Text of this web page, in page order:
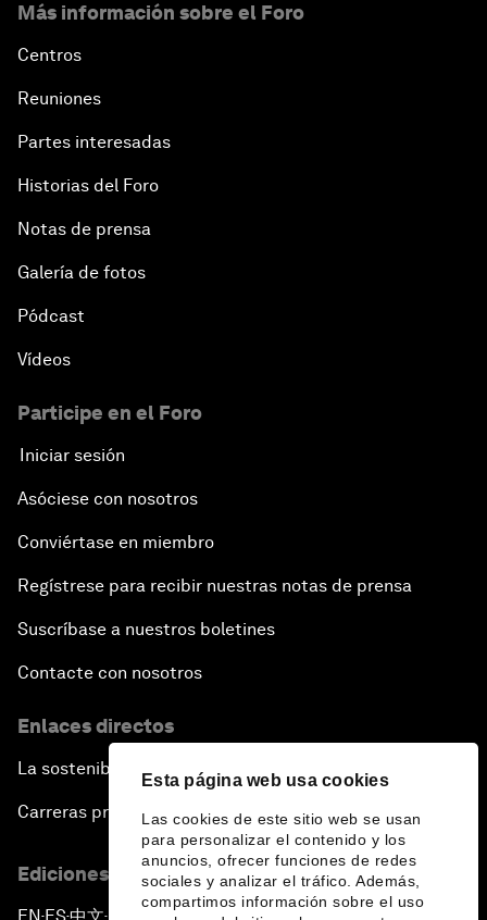
Esta página web usa cookies
Las cookies de este sitio web se usan
para personalizar el contenido y los
anuncios, ofrecer funciones de redes
sociales y analizar el tráfico. Además,
compartimos información sobre el uso
Más información sobre el Foro
Centros
Reuniones
Partes interesadas
Historias del Foro
Notas de prensa
Galería de fotos
Pódcast
Vídeos
Participe en el Foro
Iniciar sesión
Asóciese con nosotros
Conviértase en miembro
Regístrese para recibir nuestras notas de prensa
Suscríbase a nuestros boletines
Contacte con nosotros
Enlaces directos
La sostenibilidad en el Foro
Carreras profesionales
Ediciones en otros idiomas
▪ ▪ ▪